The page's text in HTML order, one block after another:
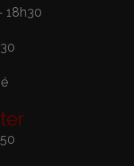
18h30